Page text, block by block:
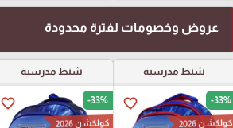
عروض وخصومات لفترة محدودة
شنط مدرسية
favorite_border -33%
كولكشن 2026
شنط مدرسية
favorite_border -33%
كولكشن 2026